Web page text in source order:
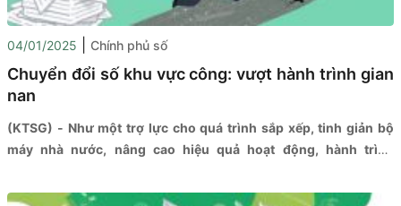
04/01/2025 Chính phủ số
Chuyển đổi số khu vực công: vượt hành trình gian
nan
(KTSG) - Như một trợ lực cho quá trình sắp xếp, tinh giản bộ
máy nhà nước, nâng cao hiệu quả hoạt động, hành trình
đâu, đang vướng gì, làm thế nào để đến đích hứa hẹn “hoa tươi